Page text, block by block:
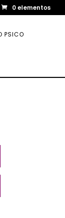
0 elementos
PSICO